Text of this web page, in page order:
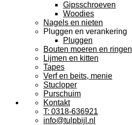
Gipsschroeven
Woodies
Nagels en nieten
Pluggen en verankering
Pluggen
Bouten moeren en ringen
Lijmen en kitten
Tapes
Verf en beits, menie
Stucloper
Purschuim
Kontakt
T: 0318-636921
info@tulpbijl.nl